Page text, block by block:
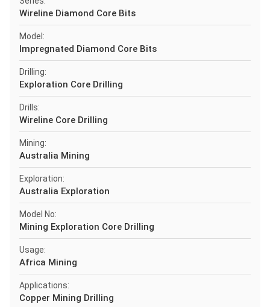
Wireline Diamond Core Bits
Model:
Impregnated Diamond Core Bits
Drilling:
Exploration Core Drilling
Drills:
Wireline Core Drilling
Mining:
Australia Mining
Exploration:
Australia Exploration
Model No:
Mining Exploration Core Drilling
Usage:
Africa Mining
Applications:
Copper Mining Drilling